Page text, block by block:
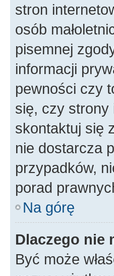
stron
osób
pisemnej
informacji
pewności czy
się, czy strony
skontaktuj się
nie dostarcza
przypadków,
porad
Na górę
Dlaczego nie
Być może